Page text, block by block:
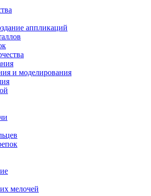
аппликаций
и моделирования
мелочей